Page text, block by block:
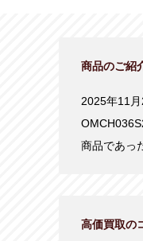
商品のご紹
2025年11
商品であっ
高価買取の